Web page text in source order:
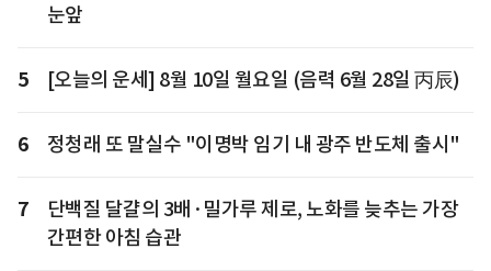
눈앞
5 [오늘의 운세] 8월 10일 월요일 (음력 6월 28일 丙辰)
6 정청래 또 말실수 "이명박 임기 내 광주 반도체 출시"
7
단백질 달걀의 3배·밀가루 제로, 노화를 늦추는 가장
간편한 아침 습관